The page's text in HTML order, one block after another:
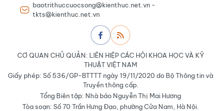
baotrithuccuocsong@kienthuc.net.vn -
tkts@kienthuc.net.vn
CƠ QUAN CHỦ QUẢN: LIÊN HIỆP CÁC HỘI KHOA HỌC VÀ KỸ
THUẬT VIỆT NAM
Giấy phép: Số 536/GP-BTTTT ngày 19/11/2020 do Bộ Thông tin và
Truyền thông cấp.
Tổng Biên tập: Nhà báo Nguyễn Thị Mai Hương
Tòa soạn: Số 70 Trần Hưng Đạo, phường Cửa Nam, Hà Nội.